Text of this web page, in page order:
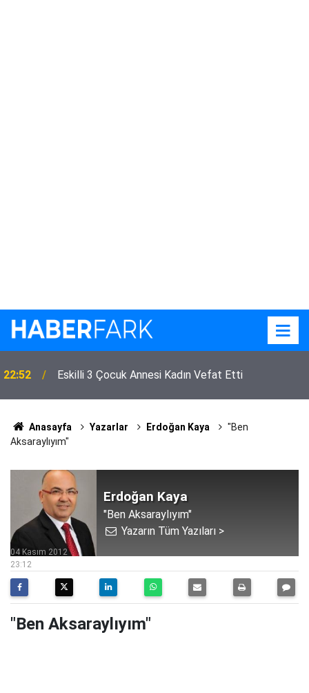
22:52 Eskilli 3 Çocuk Annesi Kadın Vefat Etti
Anasayfa Yazarlar Erdoğan Kaya
"Ben
Aksaraylıyım"
Erdoğan Kaya
"Ben Aksaraylıyım"
Yazarın Tüm Yazıları >
23:12
04 Kasım 2012
"Ben Aksaraylıyım"